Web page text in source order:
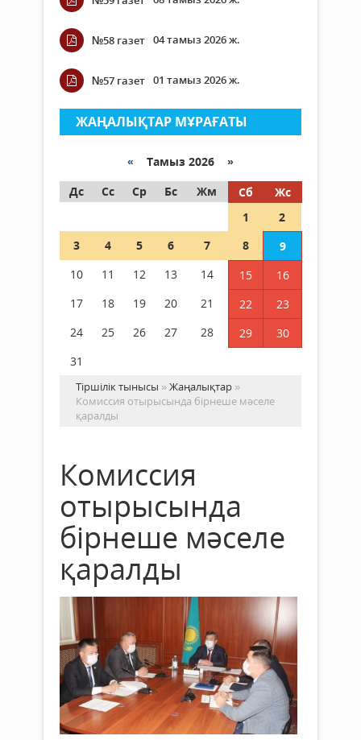
№58 газет 04 тамыз 2026 ж.
№57 газет 01 тамыз 2026 ж.
ЖАҢАЛЫҚТАР МҰРАҒАТЫ
« Тамыз 2026 »
Дс
Сс Ср Бс Жм Сб
Жс
1
2
3
4 5 6 7 8
9
10
11 12 13 14 15
16
17
18 19 20 21 22
23
24
25 26 27 28 29
30
31
Тіршілік тынысы »Жаңалықтар »
Комиссия отырысында бірнеше мәселе
қаралды
Комиссия
отырысында
бірнеше мәселе
қаралды